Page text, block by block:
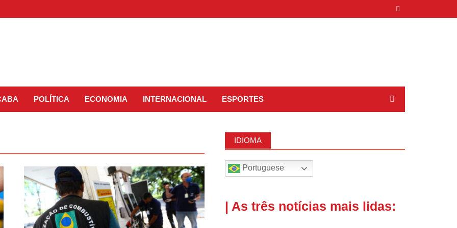
POLÍTICA ECONOMIA INTERNACIONAL ESPORTES
IDIOMA
Portuguese
| As três notícias mais lidas: